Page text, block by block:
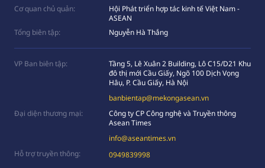
Cơ quan chủ quản:
Hội Phát triển hợp tác kinh tế Việt Nam -
ASEAN
Tổng biên tập:
Nguyễn Hà Thắng
VP Ban biên tập:
Tầng 5, Lê Xuân 2 Building, Lô C15/D21 Khu
đô thị mới Cầu Giấy, Ngõ 100 Dịch Vọng
Hâụ, P. Cầu Giấy, Hà Nội
banbientap@mekongasean.vn
Đại diện thương mại:
Công ty CP Công nghệ và Truyền thông
Asean Times
info@aseantimes.vn
Hỗ trợ truyền thông:
0949839998